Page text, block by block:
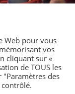
Web pour vous
vos
cliquant sur «
de TOUS les
"Paramètres des